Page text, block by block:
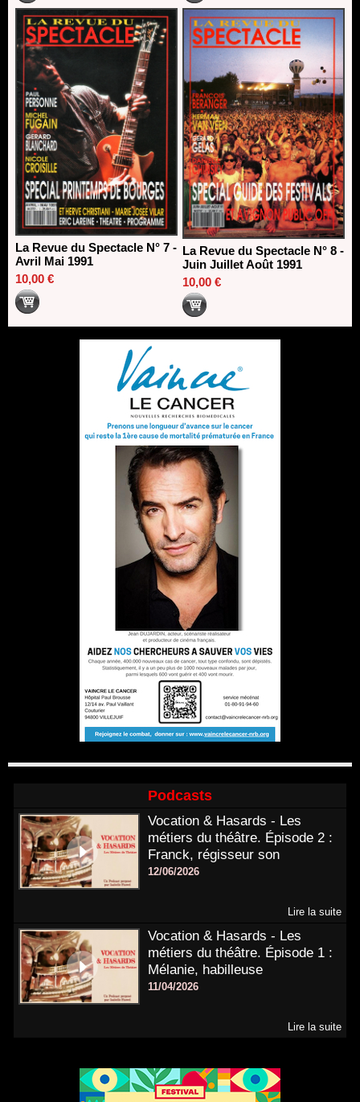
La Revue du Spectacle N° 7 -
Avril Mai 1991
10,00 €
La Revue du Spectacle N° 8 -
Juin Juillet Août 1991
10,00 €
Podcasts
Vocation & Hasards - Les
métiers du théâtre. Épisode 2 :
Franck, régisseur son
12/06/2026
Lire la suite
Vocation & Hasards - Les
métiers du théâtre. Épisode 1 :
Mélanie, habilleuse
11/04/2026
Lire la suite